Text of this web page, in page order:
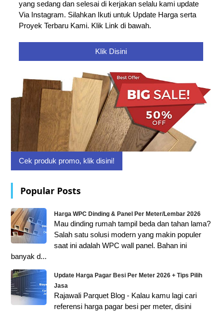
yang sedang dan selesai di kerjakan selalu kami update
Via Instagram. Silahkan Ikuti untuk Update Harga serta
Proyek Terbaru Kami. Klik Link di bawah.
Klik Disini
Cek produk promo, klik disini!
Popular Posts
Harga WPC Dinding & Panel Per Meter/Lembar 2026
Mau dinding rumah tampil beda dan tahan lama?
Salah satu solusi modern yang makin populer
saat ini adalah WPC wall panel. Bahan ini
banyak d...
Update Harga Pagar Besi Per Meter 2026 + Tips Pilih
Jasa
Rajawali Parquet Blog - Kalau kamu lagi cari
referensi harga pagar besi per meter, disini